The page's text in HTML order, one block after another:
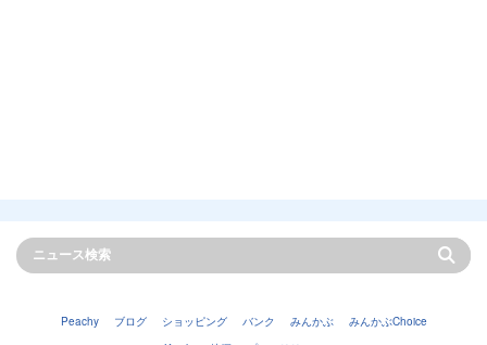
Peachy ブログ ショッピング バンク みんかぶ
みんかぶChoice